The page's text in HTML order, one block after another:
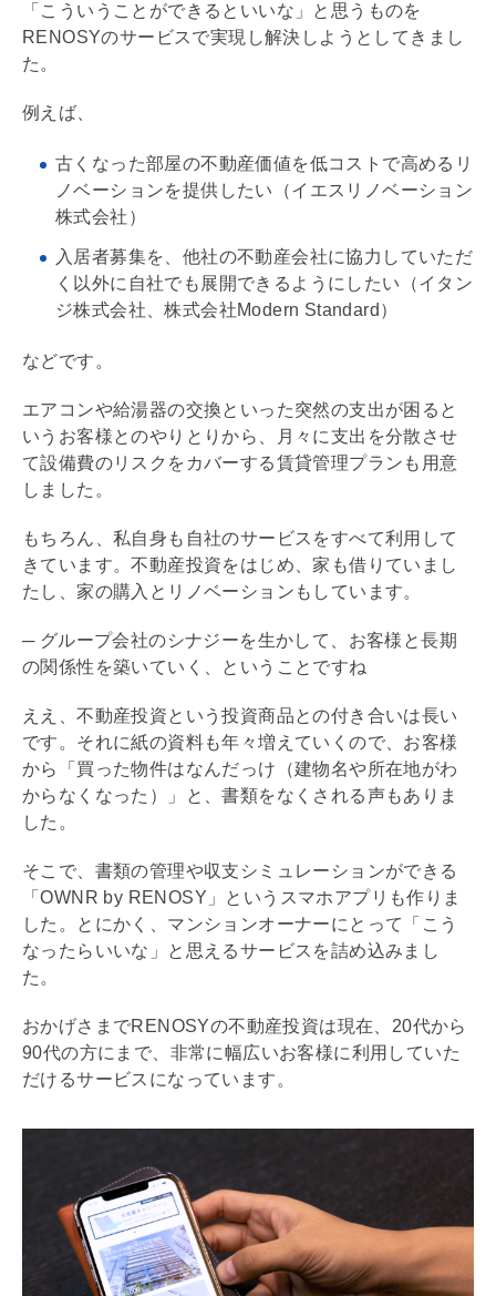
「こういうことができるといいな」と思うものを
RENOSYのサービスで実現し解決しようとしてきまし
た。
例えば、
古くなった部屋の不動産価値を低コストで高める リ
ノベーションを提供したい（イエス リノベーション
株式会社）
入居者募集を、他社の不動産会社に協力していただ
く以外に自社でも展開できるようにしたい（イタン
ジ株式会社、株式会社Modern Standard）
などです。
エアコンや給湯器の交換といった突然の支出が困ると
いうお客様とのやりとりから、月々に支出を分散させ
て設備費のリスクをカバーする賃貸管理プランも用意
しました。
もちろん、私自身も自社のサービスをすべて利用して
きています。不動産投資をはじめ、家も借りていまし
たし、家の購入と リノベーション もしています。
─ グループ会社のシナジーを生かして、お客様と長期
の関係性を築いていく、ということですね
ええ、不動産投資という投資商品との付き合いは長い
です。それに紙の資料も年々増えていくので、お客様
から「買った物件はなんだっけ（建物名や所在地がわ
からなくなった）」と、書類をなくされる声もありま
した。
そこで、書類の管理や収支シミュレーションができる
「OWNR by RENOSY」というスマホアプリも作りま
した。とにかく、マンションオーナーにとって「こう
なったらいいな」と思えるサービスを詰め込みまし
た。
おかげさまでRENOSYの不動産投資は現在、20代から
90代の方にまで、非常に幅広いお客様に利用していた
だけるサービスになっています。